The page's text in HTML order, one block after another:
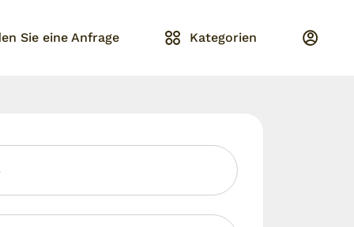
Sie eine Anfrage Kategorien